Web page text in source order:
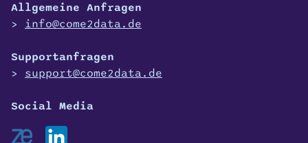
Allgemeine Anfragen
info@come2data.de
Supportanfragen
support@come2data.de